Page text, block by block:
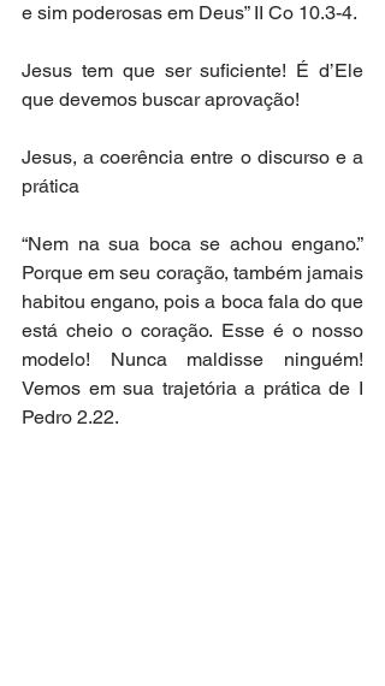
e sim poderosas em Deus” II Co 10.3-4.
Jesus tem que ser suficiente! É d’Ele
que devemos buscar aprovação!
Jesus, a coerência entre o discurso e a
prática
“Nem na sua boca se achou engano.”
Porque em seu coração, também jamais
habitou engano, pois a boca fala do que
está cheio o coração. Esse é o nosso
modelo! Nunca maldisse ninguém!
Vemos em sua trajetória a prática de I
Pedro 2.22.